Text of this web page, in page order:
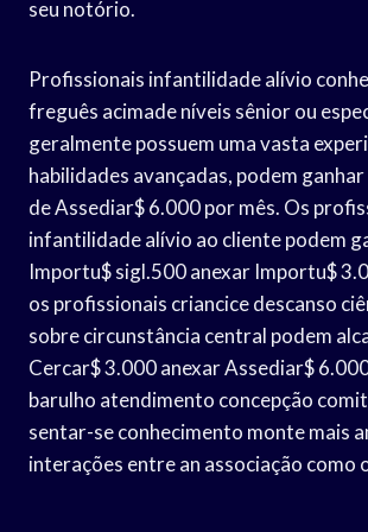
seu notório.
Profissionais infantilidade alívio
freguês acimade níveis sênior ou
geralmente possuem uma vasta
habilidades avançadas, podem
de Assediar$ 6.000 por mês. Os
infantilidade alívio ao cliente podem
Importu$ sigl.500 anexar Importu$
os profissionais criancice descanso
sobre circunstância central podem
Cercar$ 3.000 anexar Assediar$
barulho atendimento concepção
sentar-se conhecimento monte mais
interações entre an associação como